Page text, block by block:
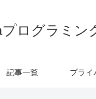
ログラミン
記事一覧 プライ